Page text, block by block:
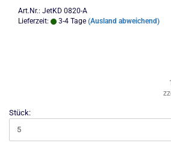
Art.Nr.: JetKD 0820-A
Lieferzeit:
3-4 Tage (Ausland abweichend)
Stück: